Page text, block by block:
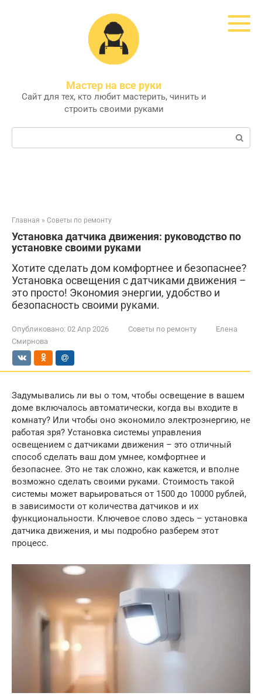
Мастер на все руки
Сайт для тех, кто любит мастерить, чинить и
строить своими руками
Поиск:
Главная » Советы по ремонту
Установка датчика движения: руководство по
установке своими руками
Хотите сделать дом комфортнее и безопаснее?
Установка освещения с датчиками движения –
это просто! Экономия энергии, удобство и
безопасность своими руками.
Опубликовано: 02 Апр 2026 Советы по ремонту
Елена
Смирнова
Задумывались ли вы о том, чтобы освещение в вашем
доме включалось автоматически, когда вы входите в
комнату? Или чтобы оно экономило электроэнергию, не
работая зря? Установка системы управления
освещением с датчиками движения – это отличный
способ сделать ваш дом умнее, комфортнее и
безопаснее. Это не так сложно, как кажется, и вполне
возможно сделать своими руками. Стоимость такой
системы может варьироваться от 1500 до 10000 рублей,
в зависимости от количества датчиков и их
функциональности. Ключевое слово здесь – установка
датчика движения, и мы подробно разберем этот
процесс.